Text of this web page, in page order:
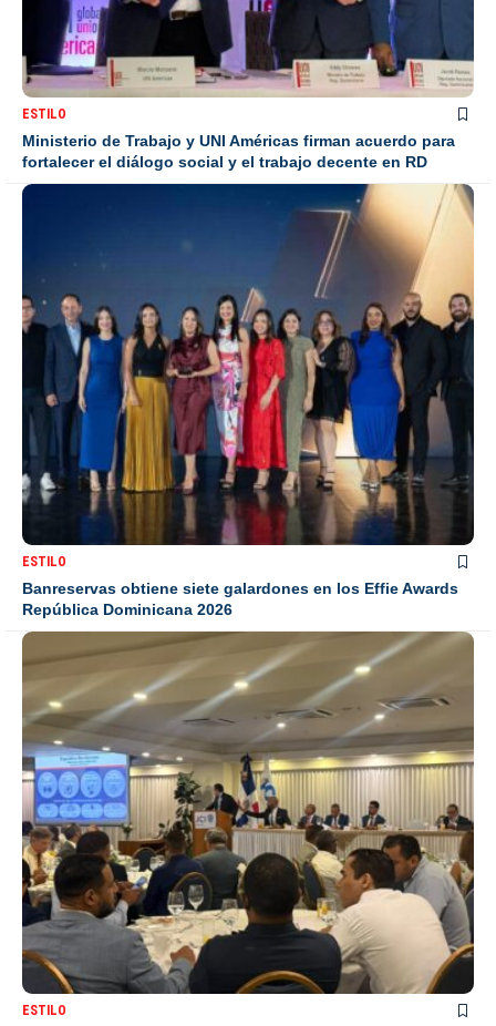
ESTILO
Ministerio de Trabajo y UNI Américas firman acuerdo para
fortalecer el diálogo social y el trabajo decente en RD
ESTILO
Banreservas obtiene siete galardones en los Effie Awards
República Dominicana 2026
ESTILO